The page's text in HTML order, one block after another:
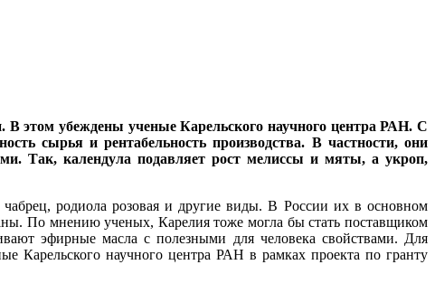
этом убеждены ученые Карельского научного центра РАН. С
сырья и рентабельность производства. В частности, они
Так, календула подавляет рост мелиссы и мяты, а укроп,
родиола розовая и другие виды. В России их в основном
По мнению ученых, Карелия тоже могла бы стать поставщиком
эфирные масла с полезными для человека свойствами. Для
Карельского научного центра РАН в рамках проекта по гранту